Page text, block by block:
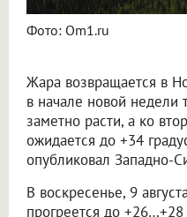
Фото: Om1.ru
Жара возвращается в
в начале новой недели
заметно расти, а ко
ожидается до +34
опубликовал Западно-
В воскресенье, 9
прогреется до +26…+28